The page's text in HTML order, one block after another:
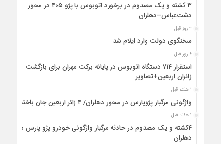
۳ کشته و یک مصدوم در برخورد اتوبوس با پژو ۴۰۵ در محور
دشت‌عباس–دهلران
۴ روز قبل
سخنگوی دولت وارد ایلام شد
۶ روز قبل
استقرار ۷۱۴ دستگاه اتوبوس در پایانه برکت مهران برای بازگشت
زائران اربعین+تصاویر
۱ هفته قبل
واژگونی مرگبار پژوپارس در محور دهلران/ ۴ زائر اربعین جان باختند
۱ هفته قبل
۴کشته و یک مصدوم در حادثه مرگبار واژگونی خودرو پژو پارس در
دهلران